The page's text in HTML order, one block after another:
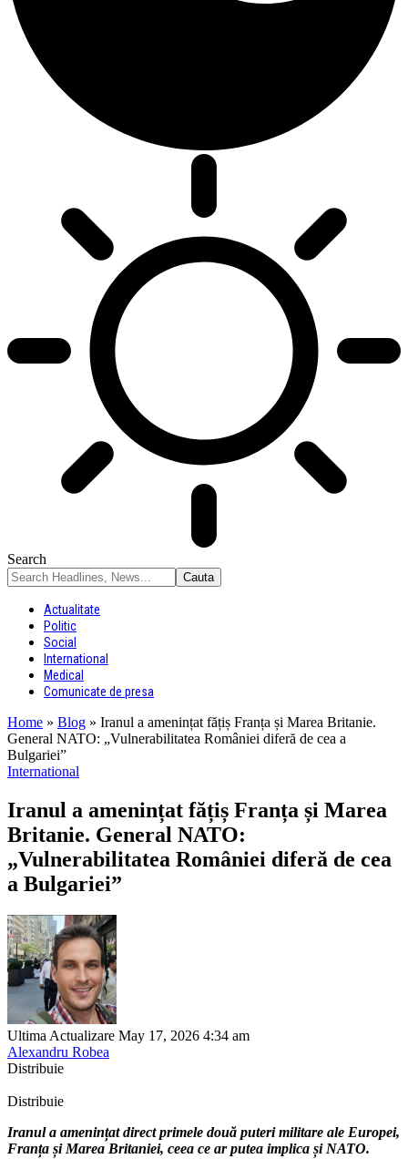
Search
Actualitate
Politic
Social
International
Medical
Comunicate de presa
Home » Blog » Iranul a amenințat fățiș Franța și Marea Britanie.
General NATO: „Vulnerabilitatea României diferă de cea a
Bulgariei”
International
Iranul a amenințat fățiș Franța și Marea
Britanie. General NATO:
„Vulnerabilitatea României diferă de cea
a Bulgariei”
Ultima Actualizare May 17, 2026 4:34 am
Alexandru Robea
Distribuie
Distribuie
Iranul a amenințat direct primele două puteri militare ale Europei,
Franța și Marea Britaniei, ceea ce ar putea implica și NATO.